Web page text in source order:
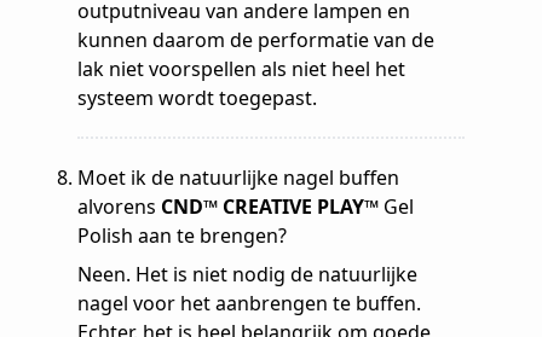
outputniveau van andere lampen en
kunnen daarom de performatie van de
lak niet voorspellen als niet heel het
systeem wordt toegepast.
Moet ik de natuurlijke nagel buffen
alvorens CND™ CREATIVE PLAY™ Gel
Polish aan te brengen?
Neen. Het is niet nodig de natuurlijke
nagel voor het aanbrengen te buffen.